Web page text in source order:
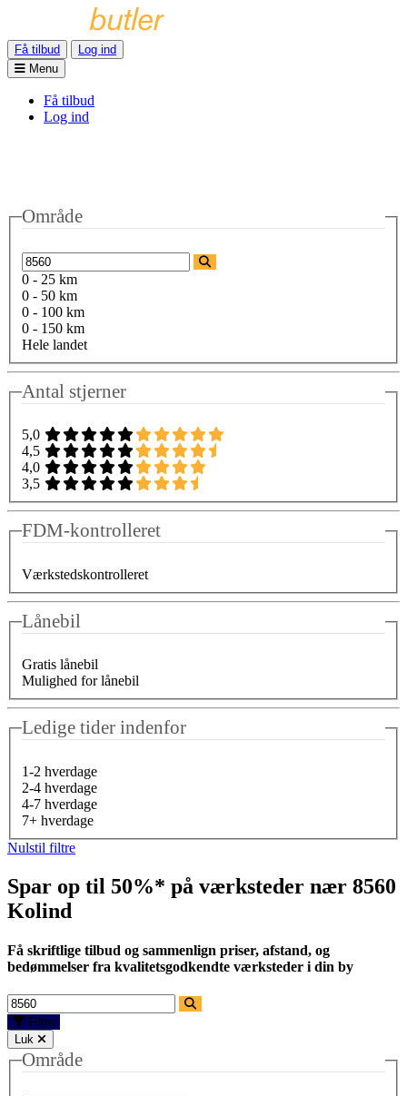
Få tilbud
Log ind
Menu
Få tilbud
Log ind
Område
0 - 25 km
0 - 50 km
0 - 100 km
0 - 150 km
Hele landet
Antal stjerner
5,0
4,5
4,0
3,5
FDM-kontrolleret
Værkstedskontrolleret
Lånebil
Gratis lånebil
Mulighed for lånebil
Ledige tider indenfor
1-2 hverdage
2-4 hverdage
4-7 hverdage
7+ hverdage
Nulstil filtre
Spar op til 50%* på værksteder nær 8560
Kolind
Få skriftlige tilbud og sammenlign priser, afstand, og
bedømmelser fra kvalitetsgodkendte værksteder i din by
Filtre
Luk
Område